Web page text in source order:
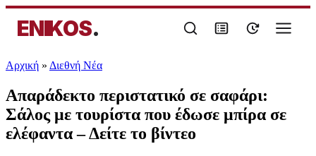
ENIKOS.
Αρχική » Διεθνή Νέα
Απαράδεκτο περιστατικό σε σαφάρι:
Σάλος με τουρίστα που έδωσε μπίρα σε
ελέφαντα – Δείτε το βίντεο